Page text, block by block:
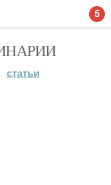
статьи
5